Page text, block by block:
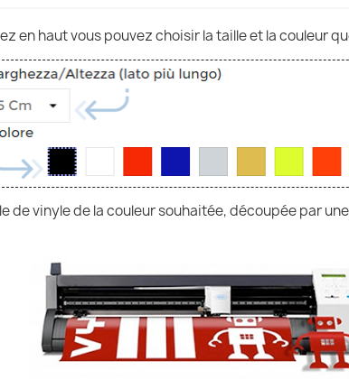
en haut vous pouvez choisir la taille et la couleur
de vinyle de la couleur souhaitée, découpée par